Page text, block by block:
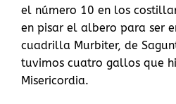
el número 10 en los
en pisar el albero para ser
cuadrilla Murbiter, de
tuvimos cuatro gallos que
Misericordia.